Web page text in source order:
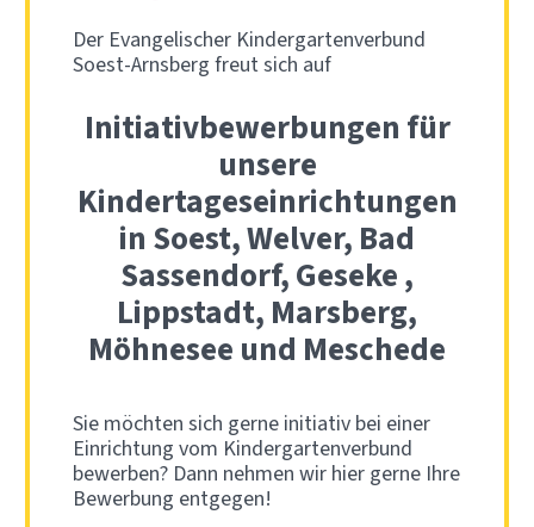
Der Evangelischer Kindergartenverbund
Soest-Arnsberg freut sich auf
Initiativbewerbungen für
unsere
Kindertageseinrichtungen
in Soest, Welver, Bad
Sassendorf, Geseke ,
Lippstadt, Marsberg,
Möhnesee und Meschede
Sie möchten sich gerne initiativ bei einer
Einrichtung vom Kindergartenverbund
bewerben? Dann nehmen wir hier gerne Ihre
Bewerbung entgegen!